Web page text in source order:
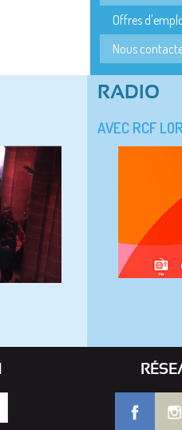
Offres
Nous
RADIO
AVEC RCF